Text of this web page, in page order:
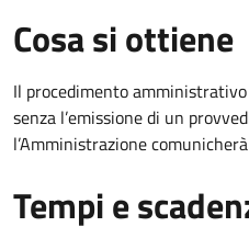
Cosa si ottiene
Il procedimento
senza l’emissione di un
l’Amministrazione
Tempi e